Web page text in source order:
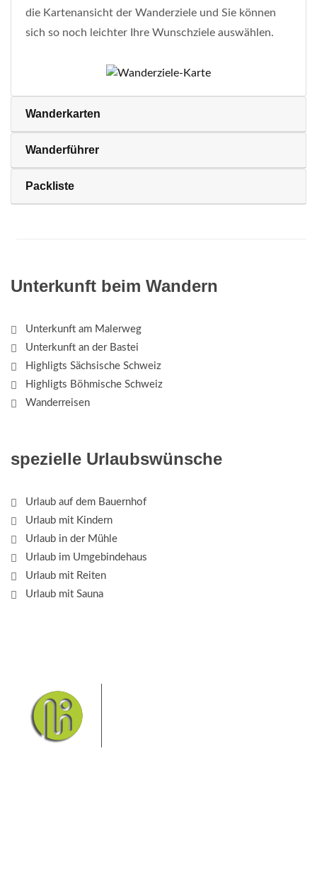
die Kartenansicht der Wanderziele und Sie können
sich so noch leichter Ihre Wunschziele auswählen.
Wanderkarten
Wanderführer
Packliste
Unterkunft beim Wandern
Unterkunft am Malerweg
Unterkunft an der Bastei
Highligts Sächsische Schweiz
Highligts Böhmische Schweiz
Wanderreisen
spezielle Urlaubswünsche
Urlaub auf dem Bauernhof
Urlaub mit Kindern
Urlaub in der Mühle
Urlaub im Umgebindehaus
Urlaub mit Reiten
Urlaub mit Sauna